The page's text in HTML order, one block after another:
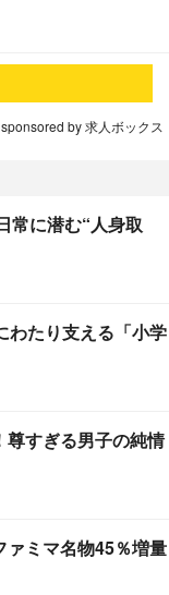
sponsored by 求人ボックス
常に潜む“人身取
わたり支える「小学
尊すぎる男子の純情
ァミマ名物45％増量